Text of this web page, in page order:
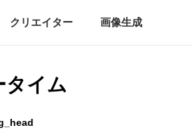
クリエイター 画像生成
タイム